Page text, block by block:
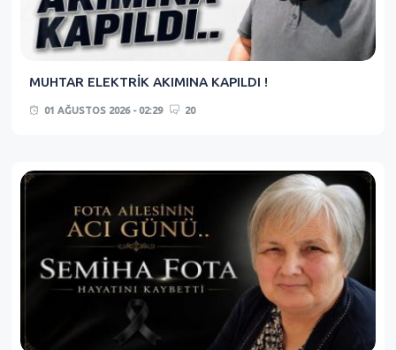
MUHTAR ELEKTRİK AKIMINA KAPILDI !
01 AĞUSTOS 2026 - 02:29 20